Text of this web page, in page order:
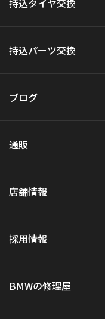
持込パーツ交換
ブログ
通販
店舗情報
採用情報
BMWの修理屋